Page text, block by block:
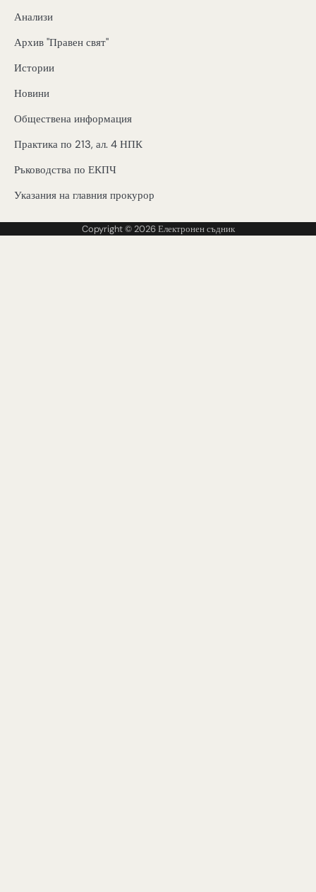
Анализи
Архив "Правен свят"
Истории
Новини
Обществена информация
Практика по 213, ал. 4 НПК
Ръководства по ЕКПЧ
Указания на главния прокурор
Copyright © 2026Електронен съдник